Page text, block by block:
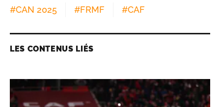
#CAN 2025 #FRMF #CAF
LES CONTENUS LIÉS